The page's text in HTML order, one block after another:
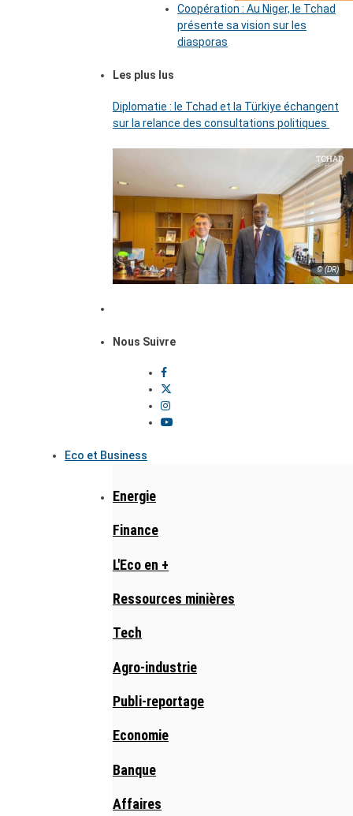
Coopération : Au Niger, le Tchad
présente sa vision sur les
diasporas
Les plus lus
Diplomatie : le Tchad et la Türkiye échangent
sur la relance des consultations politiques
© (DR)
Nous Suivre
Eco et Business
Energie
Finance
L'Eco en +
Ressources minières
Tech
Agro-industrie
Publi-reportage
Economie
Banque
Affaires